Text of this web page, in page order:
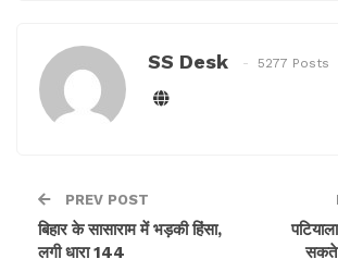
SS Desk 5277 Posts
PREV POST
बिहार के सासाराम में भड़की हिंसा,
लगी धारा 144
सकते